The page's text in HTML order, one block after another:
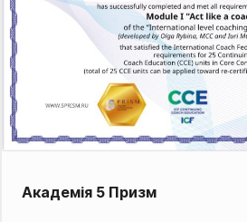
Академія 5 Призм